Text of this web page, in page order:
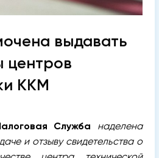
выдавать
центров
ККМ
Служба
наделена
и отзыву свидетельства о